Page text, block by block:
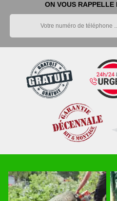
ON VOUS RAPPELLE